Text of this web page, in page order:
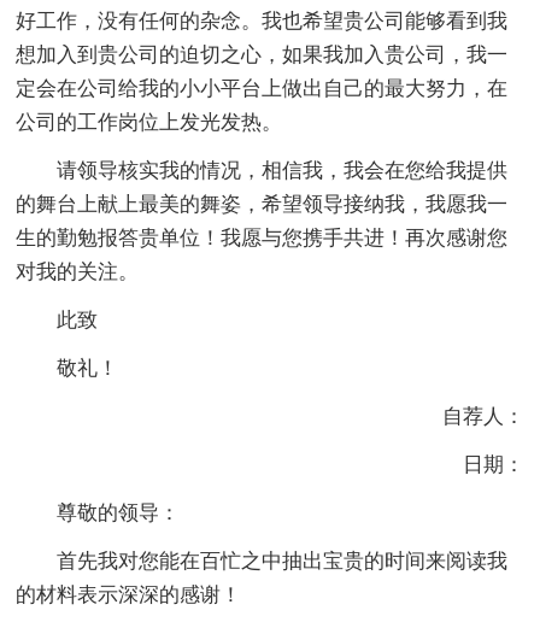
好工作，没有任何的杂念。我也希望贵公司能够看到我
想加入到贵公司的迫切之心，如果我加入贵公司，我一
定会在公司给我的小小平台上做出自己的最大努力，在
公司的工作岗位上发光发热。
请领导核实我的情况，相信我，我会在您给我提供
的舞台上献上最美的舞姿，希望领导接纳我，我愿我一
生的勤勉报答贵单位！我愿与您携手共进！再次感谢您
对我的关注。
此致
敬礼！
自荐人：
日期：
尊敬的领导：
首先我对您能在百忙之中抽出宝贵的时间来阅读我
的材料表示深深的感谢！